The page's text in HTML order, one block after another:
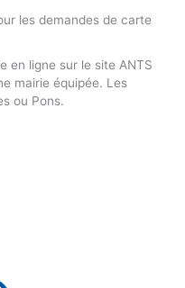
les demandes de carte
en ligne sur le site ANTS
mairie équipée. Les
ou Pons.